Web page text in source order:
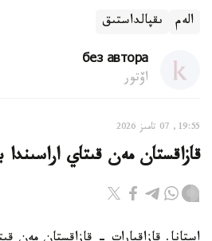
الەم ىقپالداستىق
без автора
اۆتور
19:55, 07 تامىز 2026
قازاقستان مەن قىتاي